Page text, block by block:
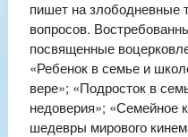
пишет на злободневные
вопросов.
посвященные
«Ребенок в семье и
вере»; «Подросток в
недоверия»; «Семейное
шедевры мирового